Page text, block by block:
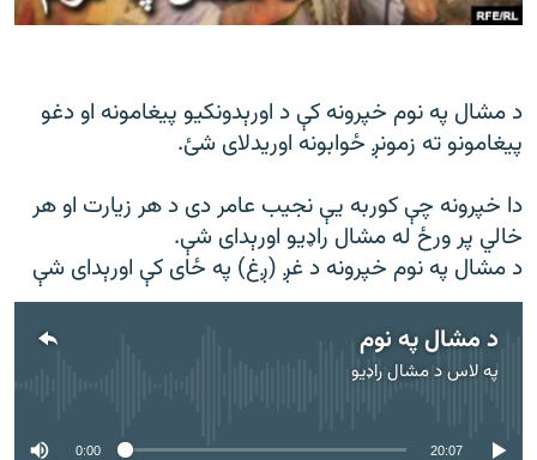
۱۴ ساعته راډیويي خپرونې
موږ وڅارئ
د ازادې اروپا راډیو ټولې ووبپاڼې
د مشال په نوم خپرونه کې د اورېدونکیو پیغامونه او دغو
پیغامونو ته زمونږ ځوابونه اوریدلای شئ.
دا خپرونه چې کوربه یې نجیب عامر دی د هر زیارت او هر
خالي پر ورځ له مشال راډیو اورېدای شې.
د مشال په نوم خپرونه د غږ (ږغ) په ځای کې اورېدای شې
د مشال په نوم
په لاس دمشال راډیو
هېڅ میډیايي سرچینه اوس نشته
0:00 20:07